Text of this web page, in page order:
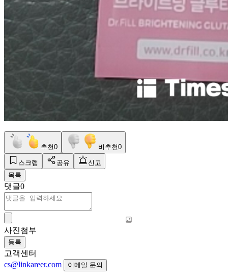
추천0 비추천0
스크랩 공유
신고
목록
댓글0
사진첨부
등록
고객센터
cs@linkareer.com
이메일 문의